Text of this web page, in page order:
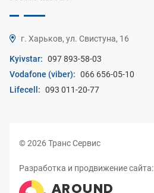
г. Харьков, ул. Свистуна, 16
Kyivstar: 097 893-58-03
Vodafone (viber): 066 656-05-10
Lifecell: 093 011-20-77
© 2026 Транс Сервис
Разработка и продвижение сайта: